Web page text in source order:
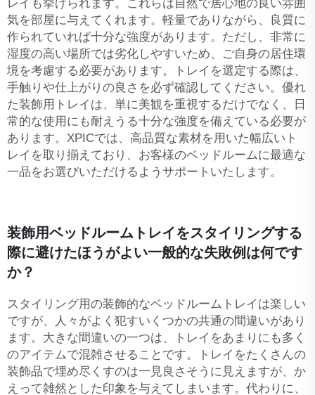
レイも挙げられます。これらは自然で居心地の良い雰囲
気を部屋に与えてくれます。軽量でありながら、良質に
作られていれば十分な強度があります。ただし、非常に
湿度の高い場所では劣化しやすいため、ご自身の居住環
境を考慮する必要があります。トレイを選定する際は、
手触りや仕上がりの良さを必ず確認してください。優れ
た装飾用トレイは、単に美観を重視するだけでなく、日
常的な使用にも耐えうる十分な強度を備えている必要が
あります。XPICでは、高品質な素材を用いた幅広いト
レイを取り揃えており、お客様のベッドルームに最適な
一品をお選びいただけるようサポートいたします。
装飾用ベッドルームトレイをスタイリングする
際に避けたほうがよい一般的な失敗例は何です
か？
スタイリング用の装飾的なベッドルームトレイは楽しい
ですが、人々がよく犯すいくつかの共通の間違いがあり
ます。大きな間違いの一つは、トレイをあまりにも多く
のアイテムで混雑させることです。トレイをたくさんの
装飾品で埋め尽くすのは一見良さそうに見えますが、か
えって雑然とした印象を与えてしまいます。代わりに、